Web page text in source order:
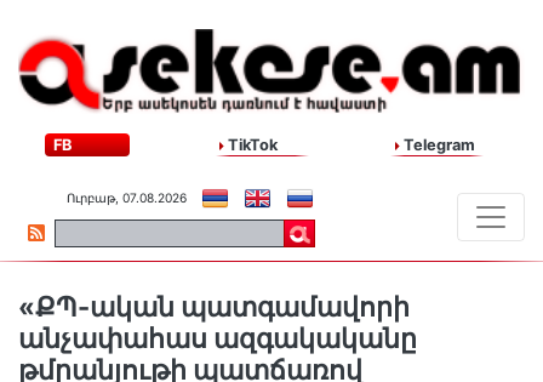
FB TikTok Telegram
Ուրբաթ, 07.08.2026
«ՔՊ-ական պատգամավորի
անչափահաս ազգակականը
թմրանյութի պատճառով